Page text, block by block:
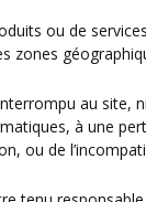
ou de
zones
au
à une
ou de